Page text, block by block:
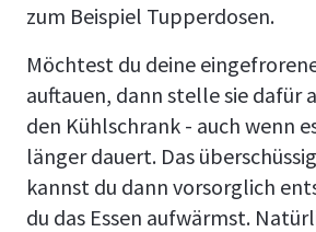
zum Beispiel Tupperdosen.
Möchtest du deine
auftauen, dann stelle sie dafür
den Kühlschrank - auch wenn
länger dauert. Das
kannst du dann vorsorglich
du das Essen aufwärmst.